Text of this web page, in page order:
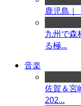
鹿児島｜
九州で森
る極...
音楽
佐賀＆宮
202...